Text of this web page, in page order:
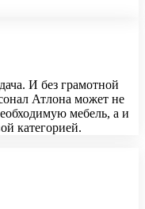
И без грамотной
Атлона может не
мебель, а и
категорией.